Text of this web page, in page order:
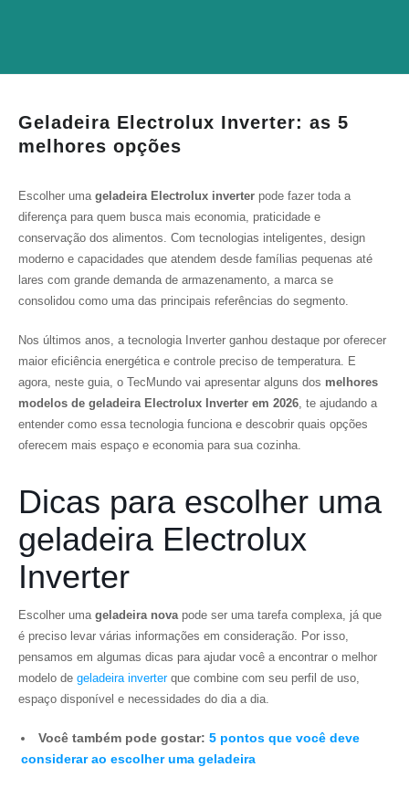
Geladeira Electrolux Inverter: as 5
melhores opções
Escolher uma geladeira Electrolux inverter pode fazer toda a
diferença para quem busca mais economia, praticidade e
conservação dos alimentos. Com tecnologias inteligentes, design
moderno e capacidades que atendem desde famílias pequenas até
lares com grande demanda de armazenamento, a marca se
consolidou como uma das principais referências do segmento.
Nos últimos anos, a tecnologia Inverter ganhou destaque por oferecer
maior eficiência energética e controle preciso de temperatura. E
agora, neste guia, o TecMundo vai apresentar alguns dos melhores
modelos de geladeira Electrolux Inverter em 2026, te ajudando a
entender como essa tecnologia funciona e descobrir quais opções
oferecem mais espaço e economia para sua cozinha.
Dicas para escolher uma
geladeira Electrolux
Inverter
Escolher uma geladeira novapode ser uma tarefa complexa, já que
é preciso levar várias informações em consideração. Por isso,
pensamos em algumas dicas para ajudar você a encontrar o melhor
modelo de geladeira inverterque combine com seu perfil de uso,
espaço disponível e necessidades do dia a dia.
Você também pode gostar: 5 pontos que você deve
considerar ao escolher uma geladeira